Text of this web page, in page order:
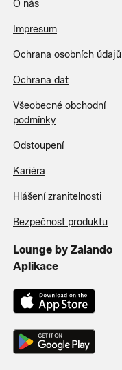
O nás
Impresum
Ochrana osobních údajů
Ochrana dat
Všeobecné obchodní
podmínky
Odstoupení
Kariéra
Hlášení zranitelnosti
Bezpečnost produktu
Lounge by Zalando
Aplikace